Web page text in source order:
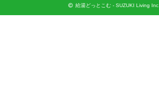
給湯どっとこむ - SUZUKI Living Inc.